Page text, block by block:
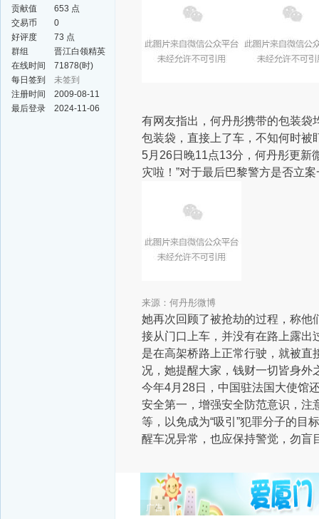
贡献值
653 点
交易币
0
好评度
73 点
群组
晋江白领精英
群
在线时间
71878(时)
每日签到
未签到
注册时间
2009-08-11
最后登录
2024-11-06
有网友指出，何丹彤携带的包装袋
包装袋，直接上了车，不知何时被
5月26日晚11点13分，何丹彤更新
灾啦！”对于最后巴黎警方是否立
来源：何丹彤微博
她再次回顾了被抢劫的过程，称他
接从门口上车，并没有在路上露出
是在高架桥路上正常行驶，就被
况，她提醒大家，钱财一切皆身外
今年4月28日，中国驻法国大使馆
安全第一，增强安全防范意识，注
等，以免成为“吸引”犯罪分子的目
醒车况异常，也应保持警觉，勿盲
广告